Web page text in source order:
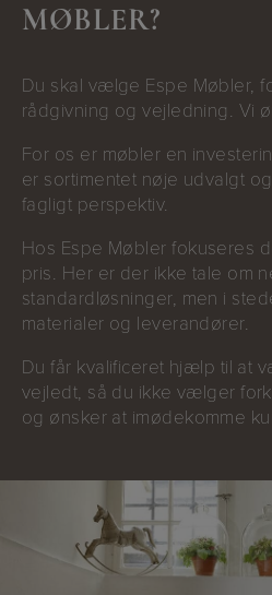
MØBLER?
Du skal vælge Espe Møbler,
rådgivning og vejledning. Vi
For os er møbler en
er sortimentet nøje udvalgt
fagligt perspektiv.
Hos Espe Møbler fokuseres
pris. Her er der ikke tale om
standardløsninger, men i
materialer og leverandører.
Du får kvalificeret hjælp til at
vejledt, så du ikke vælger
og ønsker at imødekomme